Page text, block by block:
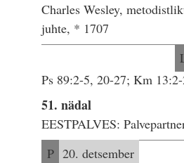
Charles Wesley,
juhte, * 1707
Ps 89:2-5, 20-27; Km
51. nädal
EESTPALVES:
P 20. detsember